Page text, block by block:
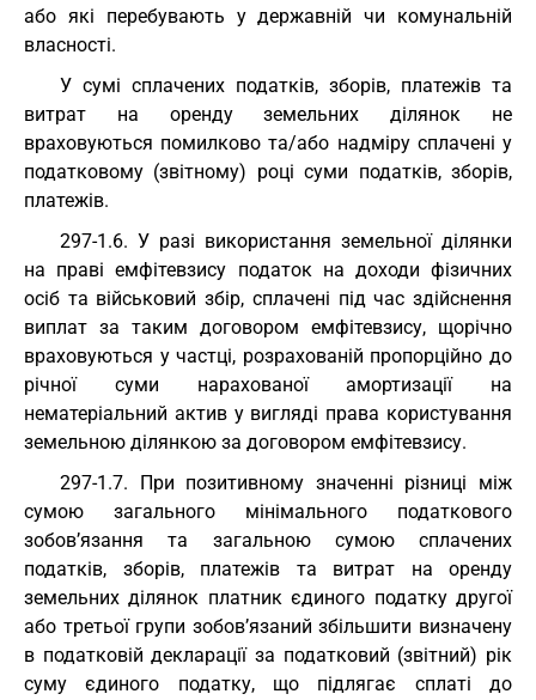
або які перебувають у державній чи комунальній
власності.
У сумі сплачених податків, зборів, платежів та
витрат на оренду земельних ділянок не
враховуються помилково та/або надміру сплачені у
податковому (звітному) році суми податків, зборів,
платежів.
297-1.6. У разі використання земельної ділянки
на праві емфітевзису податок на доходи фізичних
осіб та військовий збір, сплачені під час здійснення
виплат за таким договором емфітевзису, щорічно
враховуються у частці, розрахованій пропорційно до
річної суми нарахованої амортизації на
нематеріальний актив у вигляді права користування
земельною ділянкою за договором емфітевзису.
297-1.7. При позитивному значенні різниці між
сумою загального мінімального податкового
зобов’язання та загальною сумою сплачених
податків, зборів, платежів та витрат на оренду
земельних ділянок платник єдиного податку другої
або третьої групи зобов’язаний збільшити визначену
в податковій декларації за податковий (звітний) рік
суму єдиного податку, що підлягає сплаті до